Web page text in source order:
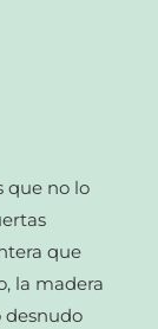
que no lo
que
la madera
desnudo